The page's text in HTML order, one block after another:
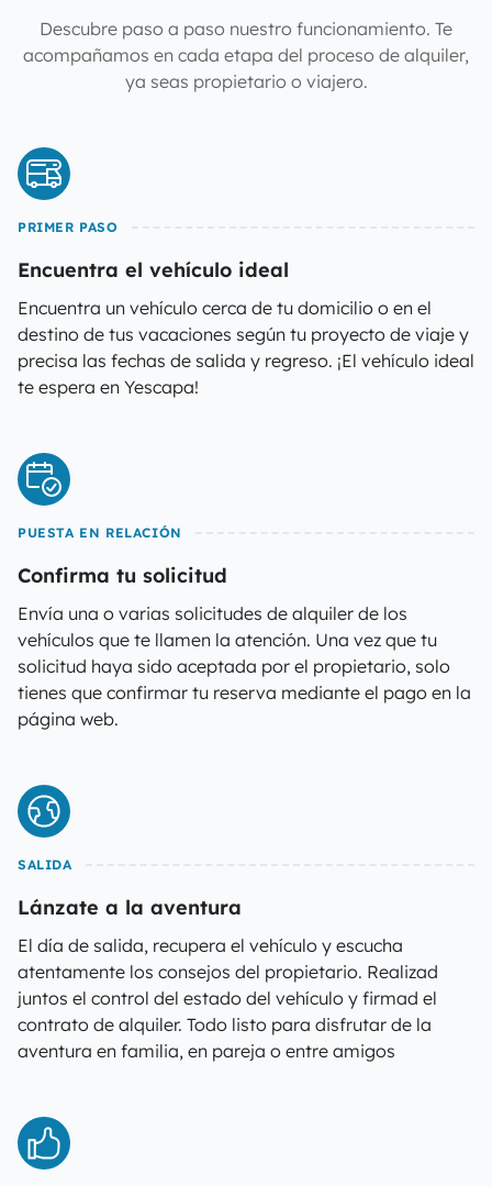
Descubre paso a paso nuestro funcionamiento. Te
acompañamos en cada etapa del proceso de alquiler,
ya seas propietario o viajero.
PRIMER PASO
Encuentra el vehículo ideal
Encuentra un vehículo cerca de tu domicilio o en el
destino de tus vacaciones según tu proyecto de viaje y
precisa las fechas de salida y regreso. ¡El vehículo ideal
te espera en Yescapa!
PUESTA EN RELACIÓN
Confirma tu solicitud
Envía una o varias solicitudes de alquiler de los
vehículos que te llamen la atención. Una vez que tu
solicitud haya sido aceptada por el propietario, solo
tienes que confirmar tu reserva mediante el pago en la
página web.
SALIDA
Lánzate a la aventura
El día de salida, recupera el vehículo y escucha
atentamente los consejos del propietario. Realizad
juntos el control del estado del vehículo y firmad el
contrato de alquiler. Todo listo para disfrutar de la
aventura en familia, en pareja o entre amigos